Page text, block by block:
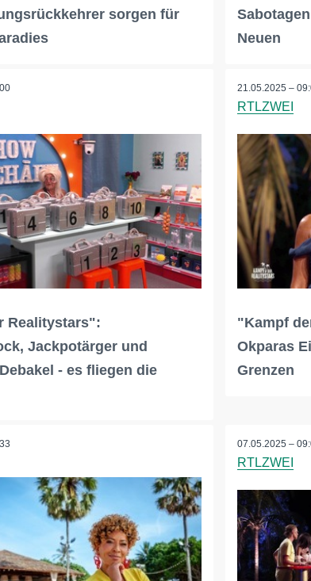
sorgen für
Neuen
Realitystars":
Jackpotärger und
- es fliegen die
21.05.2025 –
RTLZWEI
"Kampf
Okparas
Grenzen
07.05.2025 –
RTLZWEI